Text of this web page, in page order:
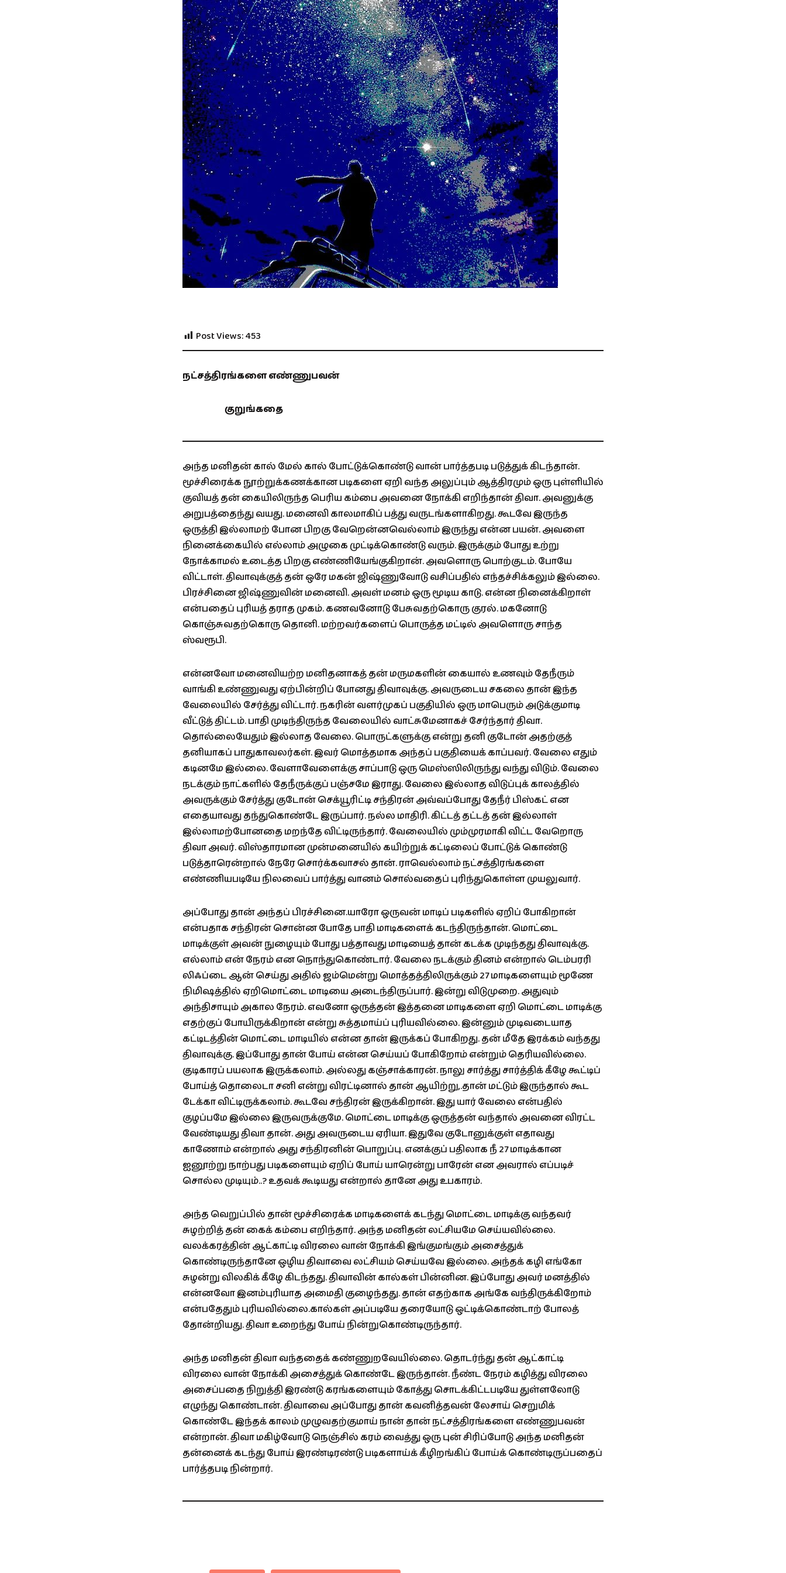
Post Views:453
நட்சத்திரங்களை எண்ணுபவன்
குறுங்கதை
அந்த மனிதன் கால் மேல் கால் போட்டுக்கொண்டு வான் பார்த்தபடி படுத்துக் கிடந்தான்.
மூச்சிரைக்க நூற்றுக்கணக்கான படிகளை ஏறி வந்த அலுப்பும் ஆத்திரமும் ஒரு புள்ளியில்
குவியத் தன் கையிலிருந்த பெரிய கம்பை அவனை நோக்கி எறிந்தான் திவா. அவனுக்கு
அறுபத்தைந்து வயது. மனைவி காலமாகிப் பத்து வருடங்களாகிறது. கூடவே இருந்த
ஒருத்தி இல்லாமற் போன பிறகு வேறென்னவெல்லாம் இருந்து என்ன பயன். அவளை
நினைக்கையில் எல்லாம் அழுகை முட்டிக்கொண்டு வரும். இருக்கும் போது உற்று
நோக்காமல் உடைத்த பிறகு எண்ணியேங்குகிறான். அவளொரு பொற்குடம். போயே
விட்டாள். திவாவுக்குத் தன் ஒரே மகன் ஜிஷ்ணுவோடு வசிப்பதில் எந்தச்சிக்கலும் இல்லை.
பிரச்சினை ஜிஷ்ணுவின் மனைவி. அவள் மனம் ஒரு மூடிய காடு. என்ன நினைக்கிறாள்
என்பதைப் புரியத் தராத முகம். கணவனோடு பேசுவதற்கொரு குரல். மகனோடு
கொஞ்சுவதற்கொரு தொனி. மற்றவர்களைப் பொருத்த மட்டில் அவளொரு சாந்த
ஸ்வரூபி.
என்னவோ மனைவியற்ற மனிதனாகத் தன் மருமகளின் கையால் உணவும் தேநீரும்
வாங்கி உண்ணுவது ஏற்பின்றிப் போனது திவாவுக்கு. அவருடைய சகலை தான் இந்த
வேலையில் சேர்த்து விட்டார். நகரின் வளர்முகப் பகுதியில் ஒரு மாபெரும் அடுக்குமாடி
வீட்டுத் திட்டம். பாதி முடிந்திருந்த வேலையில் வாட்சுமேனாகச் சேர்ந்தார் திவா.
தொல்லையேதும் இல்லாத வேலை. பொருட்களுக்கு என்று தனி குடோன் அதற்குத்
தனியாகப் பாதுகாவலர்கள். இவர் மொத்தமாக அந்தப் பகுதியைக் காப்பவர். வேலை எதும்
கடினமே இல்லை. வேளாவேளைக்கு சாப்பாடு ஒரு மெஸ்ஸிலிருந்து வந்து விடும். வேலை
நடக்கும் நாட்களில் தேநீருக்குப் பஞ்சமே இராது. வேலை இல்லாத விடுப்புக் காலத்தில்
அவருக்கும் சேர்த்து குடோன் செக்யூரிட்டி சந்திரன் அவ்வப்போது தேநீர் பிஸ்கட் என
எதையாவது தந்துகொண்டே இருப்பார். நல்ல மாதிரி. கிட்டத் தட்டத் தன் இல்லாள்
இல்லாமற்போனதை மறந்தே விட்டிருந்தார். வேலையில் மும்முரமாகி விட்ட வேறொரு
திவா அவர். விஸ்தாரமான முன்மனையில் கயிற்றுக் கட்டிலைப் போட்டுக் கொண்டு
படுத்தாரென்றால் நேரே சொர்க்கவாசல் தான். ராவெல்லாம் நட்சத்திரங்களை
எண்ணியபடியே நிலவைப் பார்த்து வானம் சொல்வதைப் புரிந்துகொள்ள முயலுவார்.
அப்போது தான் அந்தப் பிரச்சினை.யாரோ ஒருவன் மாடிப் படிகளில் ஏறிப் போகிறான்
என்பதாக சந்திரன் சொன்ன போதே பாதி மாடிகளைக் கடந்திருந்தான். மொட்டை
மாடிக்குள் அவன் நுழையும் போது பத்தாவது மாடியைத் தான் கடக்க முடிந்தது திவாவுக்கு.
எல்லாம் என் நேரம் என நொந்துகொண்டார். வேலை நடக்கும் தினம் என்றால் டெம்பரரி
லிஃப்டை ஆன் செய்து அதில் ஜம்மென்று மொத்தத்திலிருக்கும் 27 மாடிகளையும் மூணே
நிமிஷத்தில் ஏறிமொட்டை மாடியை அடைந்திருப்பார். இன்று விடுமுறை. அதுவும்
அந்திசாயும் அகால நேரம். எவனோ ஒருத்தன் இத்தனை மாடிகளை ஏறி மொட்டை மாடிக்கு
எதற்குப் போயிருக்கிறான் என்று சுத்தமாய்ப் புரியவில்லை. இன்னும் முடிவடையாத
கட்டிடத்தின் மொட்டை மாடியில் என்ன தான் இருக்கப் போகிறது. தன் மீதே இரக்கம் வந்தது
திவாவுக்கு. இப்போது தான் போய் என்ன செய்யப் போகிறோம் என்றும் தெரியவில்லை.
குடிகாரப் பயலாக இருக்கலாம். அல்லது கஞ்சாக்காரன். நாலு சார்த்து சார்த்திக் கீழே கூட்டிப்
போய்த் தொலைடா சனி என்று விரட்டினால் தான் ஆயிற்று,.தான் மட்டும் இருந்தால் கூட
டேக்கா விட்டிருக்கலாம். கூடவே சந்திரன் இருக்கிறான். இது யார் வேலை என்பதில்
குழப்பமே இல்லை இருவருக்குமே. மொட்டை மாடிக்கு ஒருத்தன் வந்தால் அவனை விரட்ட
வேண்டியது திவா தான். அது அவருடைய ஏரியா. இதுவே குடோனுக்குள் எதாவது
காணோம் என்றால் அது சந்திரனின் பொறுப்பு. எனக்குப் பதிலாக நீ 27 மாடிக்கான
ஐனூற்று நாற்பது படிகளையும் ஏறிப் போய் யாரென்று பாரேன் என அவரால் எப்படிச்
சொல்ல முடியும்..? உதவக் கூடியது என்றால் தானே அது உபகாரம்.
அந்த வெறுப்பில் தான் மூச்சிரைக்க மாடிகளைக் கடந்து மொட்டை மாடிக்கு வந்தவர்
சுழற்றித் தன் கைக் கம்பை எறிந்தார். அந்த மனிதன் லட்சியமே செய்யவில்லை.
வலக்கரத்தின் ஆட்காட்டி விரலை வான் நோக்கி இங்குமங்கும் அசைத்துக்
கொண்டிருந்தானே ஒழிய திவாவை லட்சியம் செய்யவே இல்லை. அந்தக் கழி எங்கோ
சுழன்று விலகிக் கீழே கிடந்தது. திவாவின் கால்கள் பின்னின. இப்போது அவர் மனத்தில்
என்னவோ இனம்புரியாத அமைதி குழைந்தது. தான் எதற்காக அங்கே வந்திருக்கிறோம்
என்பதேதும் புரியவில்லை.கால்கள் அப்படியே தரையோடு ஒட்டிக்கொண்டாற் போலத்
தோன்றியது. திவா உறைந்து போய் நின்றுகொண்டிருந்தார்.
அந்த மனிதன் திவா வந்ததைக் கண்ணுறவேயில்லை. தொடர்ந்து தன் ஆட்காட்டி
விரலை வான் நோக்கி அசைத்துக் கொண்டே இருந்தான். நீண்ட நேரம் கழித்து விரலை
அசைப்பதை நிறுத்தி இரண்டு கரங்களையும் கோத்து சொடக்கிட்டபடியே துள்ளலோடு
எழுந்து கொண்டான். திவாவை அப்போது தான் கவனித்தவன் லேசாய் செறுமிக்
கொண்டே இந்தக் காலம் முழுவதற்குமாய் நான் தான் நட்சத்திரங்களை எண்ணுபவன்
என்றான். திவா மகிழ்வோடு நெஞ்சில் கரம் வைத்து ஒரு புன் சிரிப்போடு அந்த மனிதன்
தன்னைக் கடந்து போய் இரண்டிரண்டு படிகளாய்க் கீழிறங்கிப் போய்க் கொண்டிருப்பதைப்
பார்த்தபடி நின்றார்.